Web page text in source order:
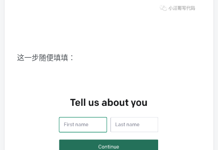
这一步随便填填：